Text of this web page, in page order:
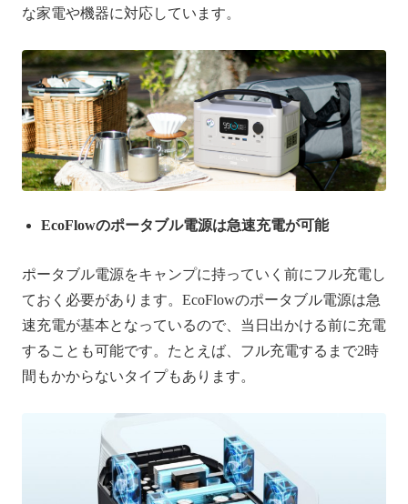
な家電や機器に対応しています。
EcoFlowのポータブル電源は急速充電が可能
ポータブル電源をキャンプに持っていく前にフル充電し
ておく必要があります。EcoFlowのポータブル電源は急
速充電が基本となっているので、当日出かける前に充電
することも可能です。たとえば、フル充電するまで2時
間もかからないタイプもあります。